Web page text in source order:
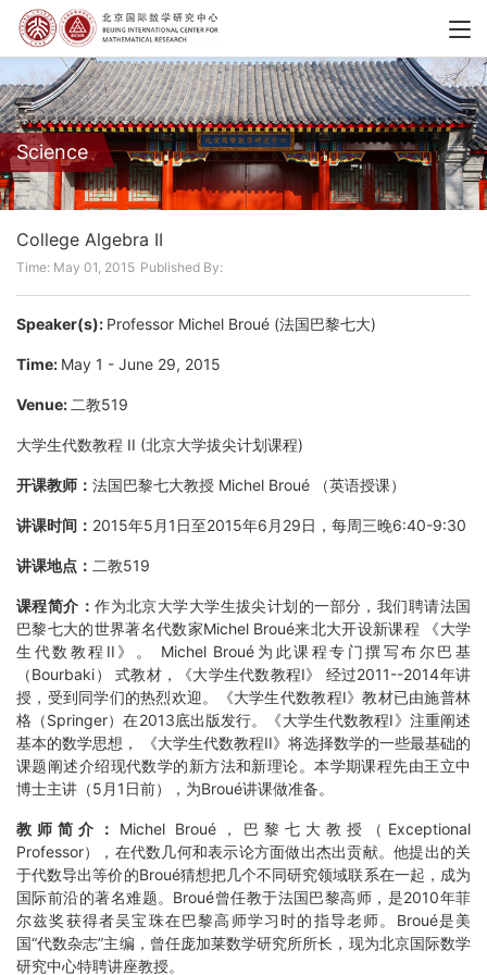
Science
College Algebra II
Time: May 01, 2015 Published By:
Speaker(s): Professor Michel Broué (法国巴黎七大)
Time: May 1 - June 29, 2015
Venue: 二教519
大学生代数教程 II (北京大学拔尖计划课程)
开课教师： 法国巴黎七大教授 Michel Broué （英语授课）
讲课时间： 2015年5月1日至2015年6月29日，每周三晚6:40-9:30
讲课地点： 二教519
课程简介：作为北京大学大学生拔尖计划的一部分，我们聘请法国
巴黎七大的世界著名代数家Michel Broué来北大开设新课程 《大学
生代数教程II》。 Michel Broué为此课程专门撰写布尔巴基
（Bourbaki） 式教材，《大学生代数教程I》 经过2011--2014年讲
授，受到同学们的热烈欢迎。《大学生代数教程I》教材已由施普林
格（Springer）在2013底出版发行。《大学生代数教程I》注重阐述
基本的数学思想， 《大学生代数教程II》将选择数学的一些最基础的
课题阐述介绍现代数学的新方法和新理论。本学期课程先由王立中
博士主讲（5月1日前），为Broué讲课做准备。
教师简介： Michel Broué，巴黎七大教授（Exceptional
Professor），在代数几何和表示论方面做出杰出贡献。他提出的关
于代数导出等价的Broué猜想把几个不同研究领域联系在一起，成为
国际前沿的著名难题。Broué曾任教于法国巴黎高师，是2010年菲
尔兹奖获得者吴宝珠在巴黎高师学习时的指导老师。Broué是美
国“代数杂志”主编，曾任庞加莱数学研究所所长，现为北京国际数学
研究中心特聘讲座教授。